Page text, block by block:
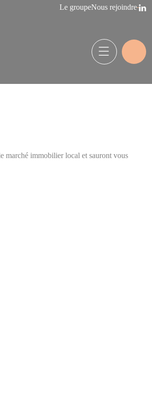
Le groupeNous rejoindre
marché immobilier local et sauront vous